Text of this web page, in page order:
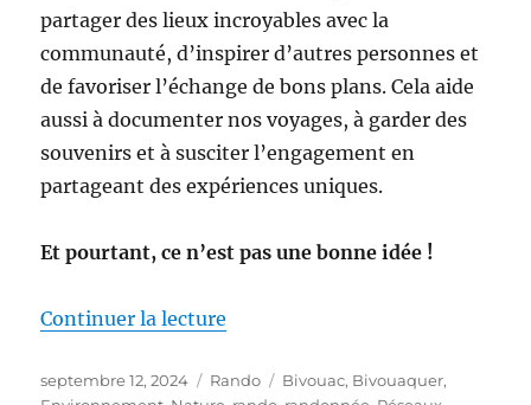
partager des lieux incroyables avec la
communauté, d’inspirer d’autres personnes et
de favoriser l’échange de bons plans. Cela aide
aussi à documenter nos voyages, à garder des
souvenirs et à susciter l’engagement en
partageant des expériences uniques.
Et pourtant, ce n’est pas une bonne idée !
Continuer la lecture
Publié
septembre 12, 2024 Catégories
Rando Étiquettes
Bivouac, Bivouaquer,